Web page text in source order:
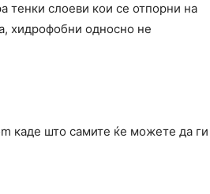
тенки слоеви кои се отпорни на
хидрофобни односно не
каде што самите ќе можете да ги